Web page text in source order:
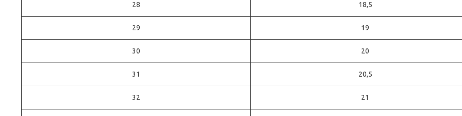
28 18,5
29 19
30 20
31 20,5
32 21